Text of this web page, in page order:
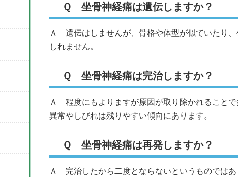
Ｑ 坐骨神経痛は遺伝しますか？
Ａ 遺伝はしませんが、骨格や体型が似ていたり
しれません。
Ｑ 坐骨神経痛は完治しますか？
Ａ 程度にもよりますが原因が取り除かれること
異常やしびれは残りやすい傾向にあります。
Ｑ 坐骨神経痛は再発しますか？
Ａ 完治したから二度とならないというものでは